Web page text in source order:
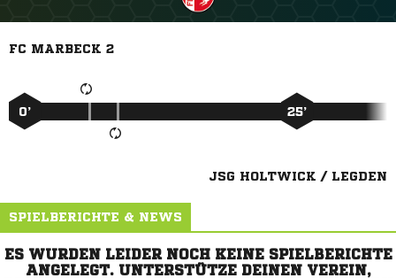
FC MARBECK 2
0’ 25’
JSG HOLTWICK / LEGDEN
SPIELBERICHTE & NEWS
ES WURDEN LEIDER NOCH KEINE SPIELBERICHTE
ANGELEGT. UNTERSTÜTZE DEINEN VEREIN,